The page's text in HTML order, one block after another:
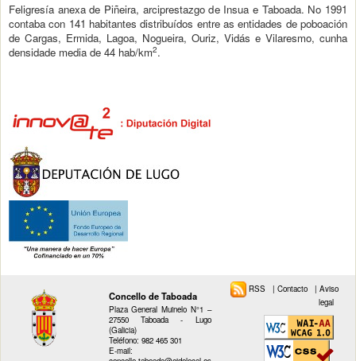
Feligresía anexa de Piñeira, arciprestazgo de Insua e Taboada. No 1991
contaba con 141 habitantes distribuídos entre as entidades de poboación
de Cargas, Ermida, Lagoa, Nogueira, Ouriz, Vidás e Vilaresmo, cunha
densidade media de 44 hab/km2.
Concello de Taboada
Plaza General Muinelo N°1 –
27550 Taboada - Lugo
(Galicia)
Teléfono: 982 465 301
E-mail:
RSS |Contacto | Aviso
legal